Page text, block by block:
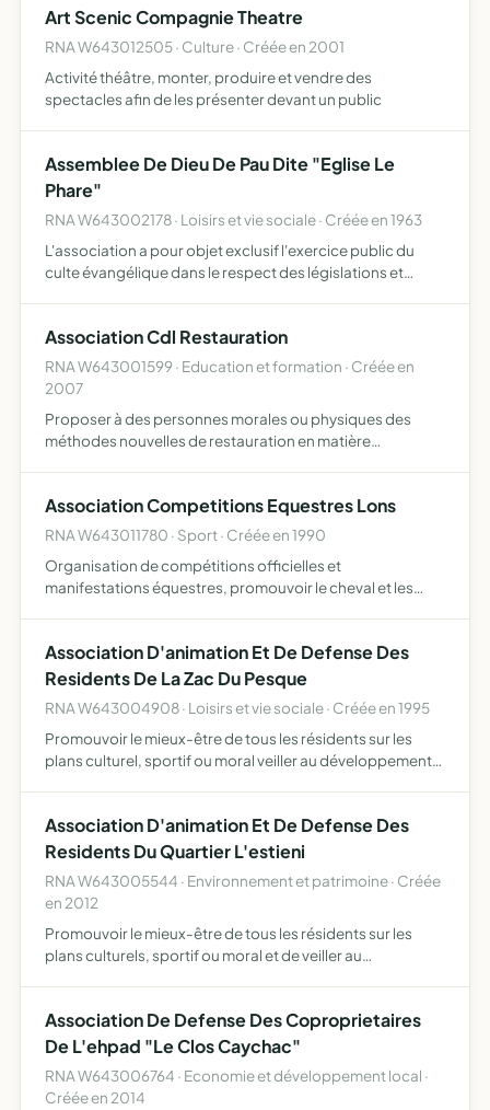
Art Scenic Compagnie Theatre
RNA W643012505 · Culture · Créée en 2001
Activité théâtre, monter, produire et vendre des
spectacles afin de les présenter devant un public
Assemblee De Dieu De Pau Dite "Eglise Le
Phare"
RNA W643002178 · Loisirs et vie sociale · Créée en 1963
L'association a pour objet exclusif l'exercice public du
culte évangélique dans le respect des législations et
Association Cdl Restauration
RNA W643001599 · Education et formation · Créée en
2007
Proposer à des personnes morales ou physiques des
méthodes nouvelles de restauration en matière
Association Competitions Equestres Lons
RNA W643011780 · Sport · Créée en 1990
Organisation de compétitions officielles et
manifestations équestres, promouvoir le cheval et les
Association D'animation Et De Defense Des
Residents De La Zac Du Pesque
RNA W643004908 · Loisirs et vie sociale · Créée en 1995
Promouvoir le mieux-être de tous les résidents sur les
plans culturel, sportif ou moral veiller au développement
Association D'animation Et De Defense Des
Residents Du Quartier L'estieni
RNA W643005544 · Environnement et patrimoine · Créée
en 2012
Promouvoir le mieux-être de tous les résidents sur les
plans culturels, sportif ou moral et de veiller au
Association De Defense Des Coproprietaires
De L'ehpad "Le Clos Caychac"
RNA W643006764 · Economie et développement local ·
Créée en 2014